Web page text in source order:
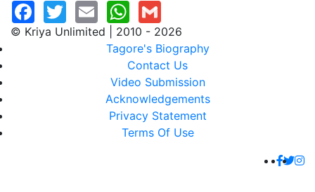
© Kriya Unlimited | 2010 - 2026
Tagore's Biography
Contact Us
Video Submission
Acknowledgements
Privacy Statement
Terms Of Use